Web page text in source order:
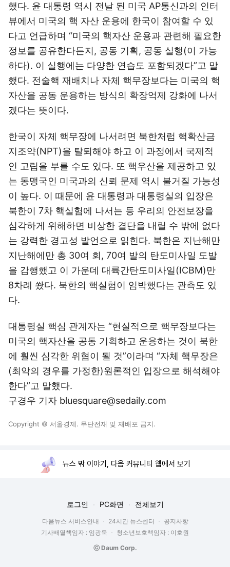
했다. 윤 대통령 역시 전날 된 미국 AP통신과의 인터
뷰에서 미국의 핵 자산 운용에 한국이 참여할 수 있
다고 언급하며 “미국의 핵자산 운용과 관련해 필요한
정보를 공유한다든지, 공동 기획, 공동 실행(이 가능
하다). 이 실행에는 다양한 연습도 포함되겠다”고 말
했다. 전술핵 재배치나 자체 핵무장보다는 미국의 핵
자산을 공동 운용하는 방식의 확장억제 강화에 나서
겠다는 뜻이다.
한국이 자체 핵무장에 나서려면 북한처럼 핵확산금
지조약(NPT)을 탈퇴해야 하고 이 과정에서 국제적
인 고립을 부를 수도 있다. 또 핵우산을 제공하고 있
는 동맹국인 미국과의 신뢰 문제 역시 불거질 가능성
이 높다. 이 때문에 윤 대통령과 대통령실의 입장은
북한이 7차 핵실험에 나서는 등 우리의 안전보장을
심각하게 위해하면 비상한 결단을 내릴 수 밖에 없다
는 강력한 경고성 발언으로 읽힌다. 북한은 지난해만
지난해에만 총 30여 회, 70여 발의 탄도미사일 도발
을 감행했고 이 가운데 대륙간탄도미사일(ICBM)만
8차례 쐈다. 북한의 핵실험이 임박했다는 관측도 있
다.
대통령실 핵심 관계자는 “현실적으로 핵무장보다는
미국의 핵자산을 공동 기획하고 운용하는 것이 북한
에 훨씬 심각한 위협이 될 것”이라며 “자체 핵무장은
(최악의 경우를 가정한)원론적인 입장으로 해석해야
한다”고 말했다.
구경우 기자 bluesquare@sedaily.com
Copyright © 서울경제. 무단전재 및 재배포 금지.
뉴스 밖 이야기, 다음 커뮤니티 웹에서 보기
로그인 PC화면 전체보기
다음뉴스 서비스안내 24시간 뉴스센터
공지사항
기사배열책임자 : 임광욱
청소년보호책임자 : 이호원
ⓒ Daum Corp.